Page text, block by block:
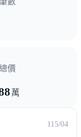
價
萬
115/04